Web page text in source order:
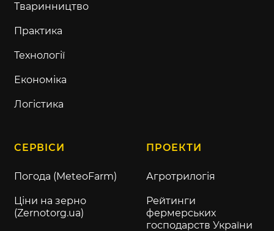
Тваринництво
Практика
Технології
Економіка
Логістика
СЕРВІСИ
Погода (MeteoFarm)
Ціни на зерно
(Zernotorg.ua)
ПРОЕКТИ
Агротрилогія
Рейтинги
фермерських
господарств України